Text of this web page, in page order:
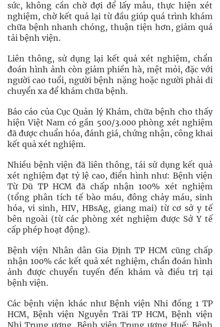
sức, không cần chờ đợi để lấy mẫu, thực hiện xét
nghiệm, chờ kết quả lại từ đầu giúp quá trình khám
chữa bệnh nhanh chóng, thuận tiện hơn, giảm quá
tải bệnh viện.
Liên thông, sử dụng lại kết quả xét nghiệm, chẩn
đoán hình ảnh còn giảm phiền hà, mệt mỏi, đặc với
người cao tuổi, người bệnh nặng hoặc người phải di
chuyển xa để khám chữa bệnh.
Báo cáo của Cục Quản lý Khám, chữa bệnh cho thấy
hiện Việt Nam có gần 500/3.000 phòng xét nghiệm
đã được chuẩn hóa, đánh giá, chứng nhận, công khai
kết quả xét nghiệm.
Nhiều bệnh viện đã liên thông, tái sử dụng kết quả
xét nghiệm đạt tỷ lệ cao, điển hình như: Bệnh viện
Từ Dũ TP HCM đã chấp nhận 100% xét nghiệm
(tổng phân tích tế bào máu, đông chảy máu, sinh
hóa, vi sinh, HIV, HBsAg, giang mai) từ cơ sở y tế
bên ngoài (từ các phòng xét nghiệm được Sở Y tế
cấp phép hoạt động).
Bệnh viện Nhân dân Gia Định TP HCM cũng chấp
nhận 100% các kết quả xét nghiệm, chẩn đoán hình
ảnh được chuyển tuyến đến khám và điều trị tại
bệnh viện.
Các bệnh viện khác như Bệnh viện Nhi đồng 1 TP
HCM, Bệnh viện Nguyễn Trãi TP HCM, Bệnh viện
Nhi Trung ương, Bệnh viện Trung ương Huế; Bệnh